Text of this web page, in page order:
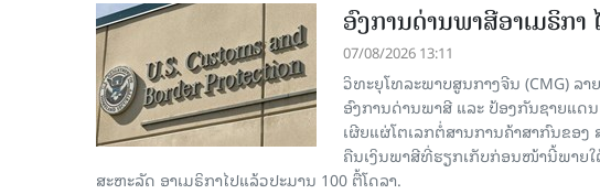
ອົງການດ່ານພາສີອາເມຣິກາ
07/08/2026 13:11
ວິທະຍຸໂທລະພາບສູນກາງຈີນ (CMG) ລ
ອົງການດ່ານພາສີ ແລະ ປ້ອງກັນຊາຍແ
ເຜີຍແຜ່ໂຕເລກຕໍ່ສານການຄ້າສາກົນຂອງ
ຄືນເງິນພາສີທີ່ຮຽກເກັບກ່ອນໜ້ານີ້ພາຍໃ
ສະຫະລັດ ອາເມຣິກາໄປແລ້ວປະມານ 100 ຕື້ໂດລາ.